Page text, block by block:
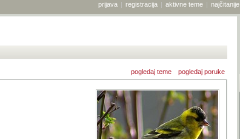
prijava | registracija | aktivne teme | najčitanije
pogledaj teme pogledaj poruke